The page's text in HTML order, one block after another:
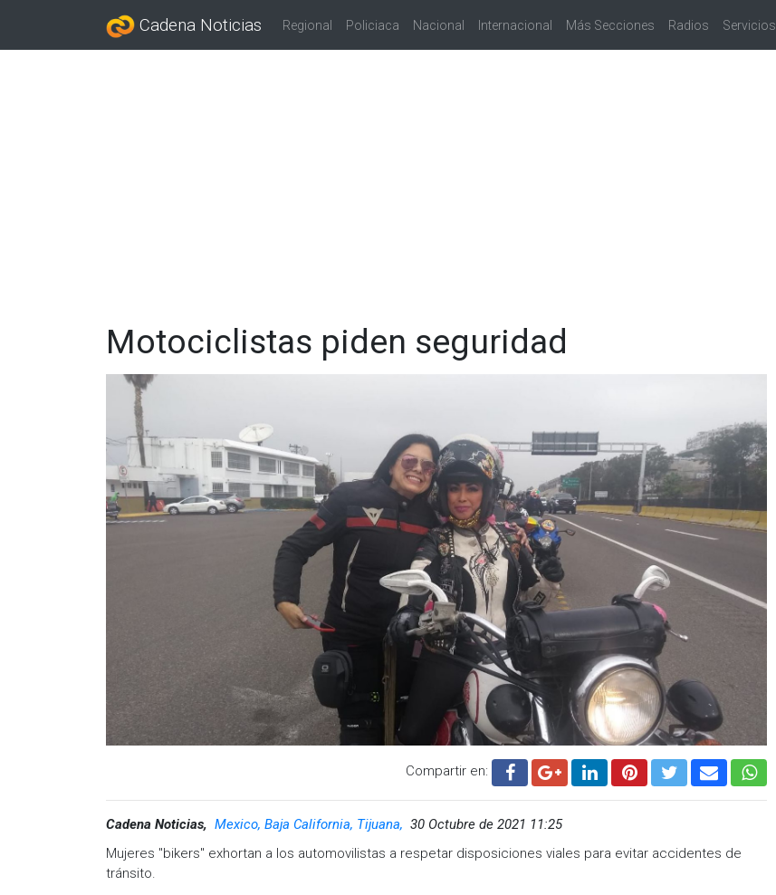
Cadena Noticias Regional Policiaca Nacional Internacional Más Secciones Radios Servicios
Motociclistas piden seguridad
Compartir en:
Cadena Noticias, Mexico, Baja California, Tijuana, 30 Octubre de 2021 11:25
Mujeres "bikers" exhortan a los automovilistas a respetar disposiciones viales para evitar accidentes de
tránsito.